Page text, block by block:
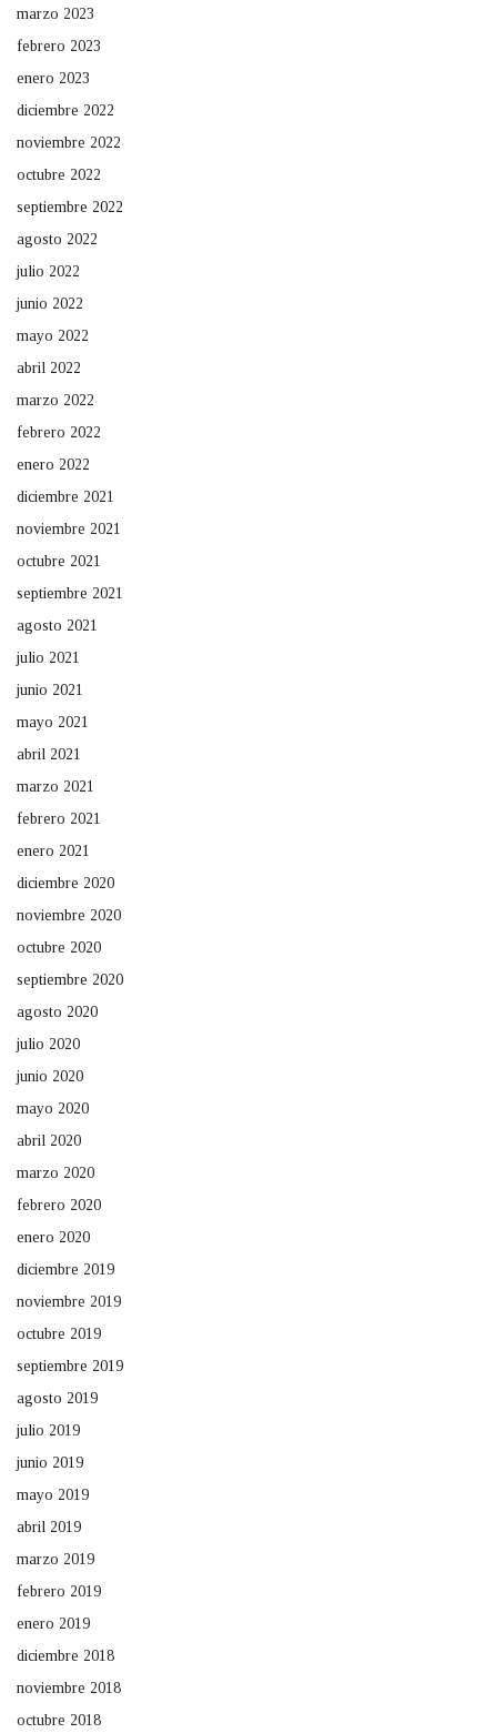
marzo 2023
febrero 2023
enero 2023
diciembre 2022
noviembre 2022
octubre 2022
septiembre 2022
agosto 2022
julio 2022
junio 2022
mayo 2022
abril 2022
marzo 2022
febrero 2022
enero 2022
diciembre 2021
noviembre 2021
octubre 2021
septiembre 2021
agosto 2021
julio 2021
junio 2021
mayo 2021
abril 2021
marzo 2021
febrero 2021
enero 2021
diciembre 2020
noviembre 2020
octubre 2020
septiembre 2020
agosto 2020
julio 2020
junio 2020
mayo 2020
abril 2020
marzo 2020
febrero 2020
enero 2020
diciembre 2019
noviembre 2019
octubre 2019
septiembre 2019
agosto 2019
julio 2019
junio 2019
mayo 2019
abril 2019
marzo 2019
febrero 2019
enero 2019
diciembre 2018
noviembre 2018
octubre 2018